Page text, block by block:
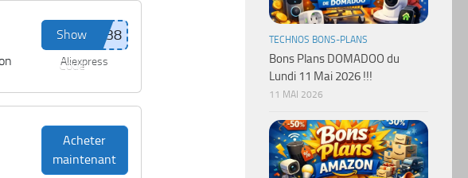
Show
Code
Aliexpress
Acheter
maintenant
TECHNOS BONS-PLANS
Bons Plans DOMADOO du
Lundi 11 Mai 2026 !!!
11 MAI 2026